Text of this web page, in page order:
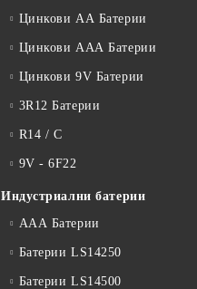
Цинкови АА Батерии
Цинкови ААА Батерии
Цинкови 9V Батерии
3R12 Батерии
R14 / C
9V - 6F22
Индустриални батерии
ААА Батерии
Батерии LS14250
Батерии LS14500